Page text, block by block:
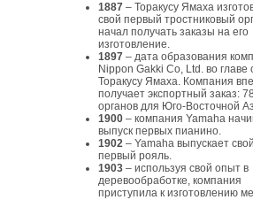
1887 – Торакусу Ямаха
свой первый тростниковый
начал получать заказы на его
изготовление.
1897 – дата образования
Nippon Gakki Co, Ltd. во главе
Торакусу Ямаха. Компания
получает экспортный заказ: 78
органов для Юго-Восточной
1900 – компания Yamaha
выпуск первых пианино.
1902 – Yamaha выпускает свой
первый рояль.
1903 – используя свой опыт в
деревообработке, компания
приступила к изготовлению